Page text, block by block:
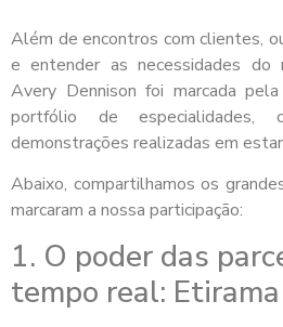
Além de encontros com clientes,
e entender as necessidades do
Avery Dennison foi marcada
portfólio de
demonstrações realizadas em
Abaixo, compartilhamos os
marcaram a nossa participação:
1. O poder das
tempo real: